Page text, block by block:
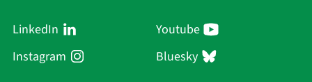
LinkedIn
Youtube
Instagram
Bluesky